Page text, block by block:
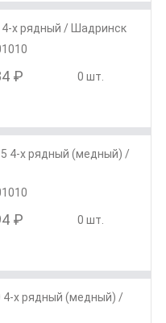
х рядный / Шадринск
₽ 0 шт.
4-х рядный (медный) /
₽ 0 шт.
4-х рядный (медный) /